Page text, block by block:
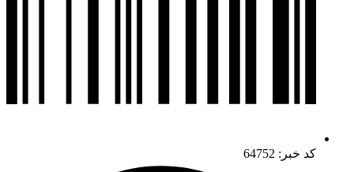
کد خبر: 64752